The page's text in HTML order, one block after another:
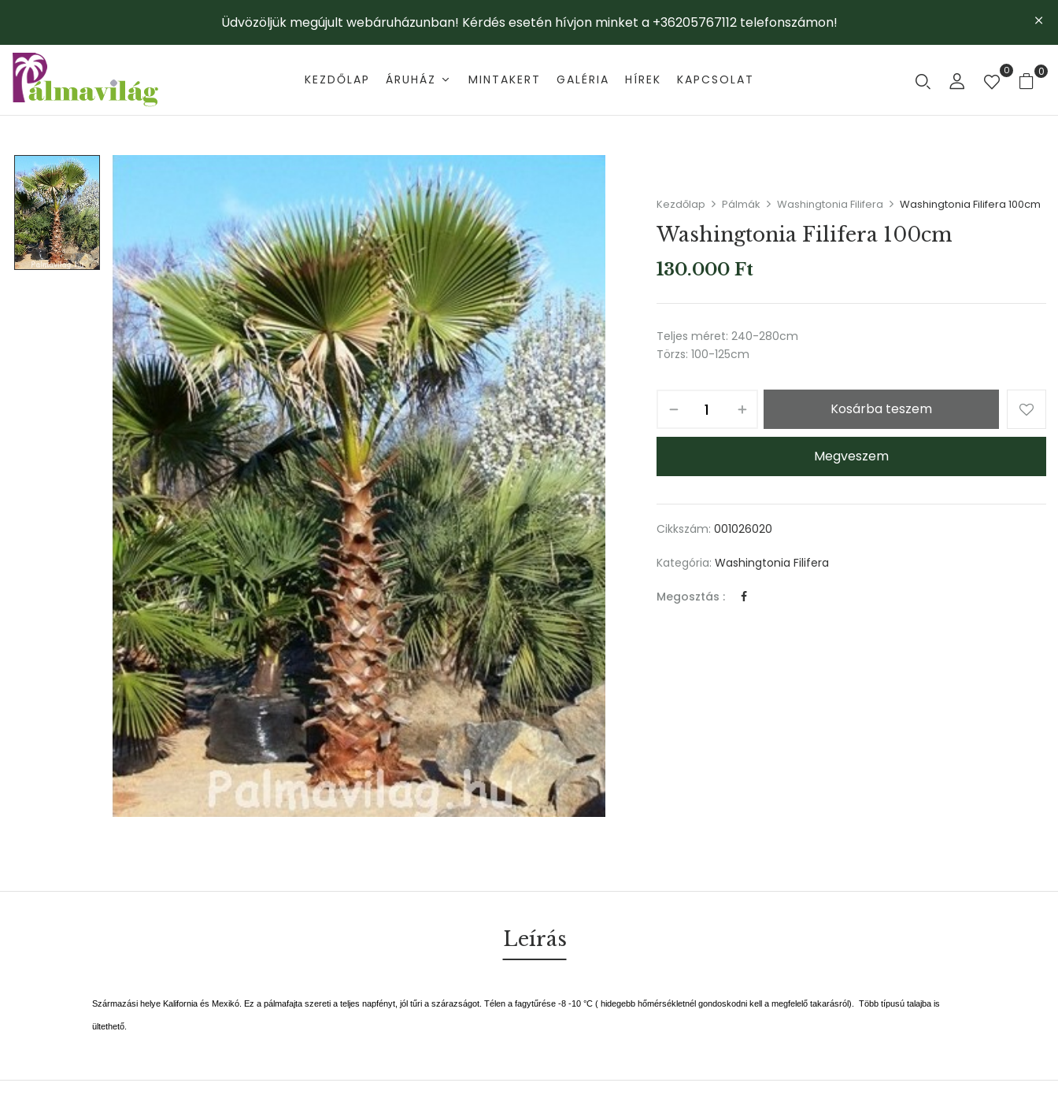
Üdvözöljük megújult webáruházunban! Kérdés esetén hívjon minket a +36205767112 telefonszámon!
KEZDŐLAP ÁRUHÁZ MINTAKERT GALÉRIA HÍREK KAPCSOLAT
0 0
Kezdőlap Pálmák Washingtonia Filifera Washingtonia Filifera 100cm
Washingtonia Filifera 100cm
130.000 Ft
Teljes méret: 240-280cm
Törzs: 100-125cm
Kosárba teszem
Megveszem
Cikkszám: 001026020
Kategória: Washingtonia Filifera
Megosztás :
Leírás
Származási helye Kalifornia és Mexikó. Ez a pálmafajta szereti a teljes napfényt, jól tűri a szárazságot. Télen a fagytűrése -8 -10 °C ( hidegebb hőmérsékletnél gondoskodni kell a megfelelő takarásról). Több típusú talajba is
ültethető.